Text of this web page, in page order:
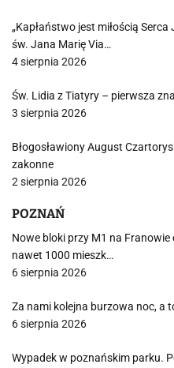
„Kapłaństwo jest miłością
św. Jana Marię Via…
4 sierpnia 2026
Św. Lidia z Tiatyry – pierwsza
3 sierpnia 2026
Błogosławiony August
zakonne
2 sierpnia 2026
POZNAŃ
Nowe bloki przy M1 na
nawet 1000 mieszk…
6 sierpnia 2026
Za nami kolejna burzowa noc, a
6 sierpnia 2026
Wypadek w poznańskim parku.